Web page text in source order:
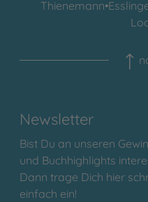
Thienemann•
Newsletter
Bist Du an unseren
und Buchhighlights
Dann trage Dich hier
einfach ein!